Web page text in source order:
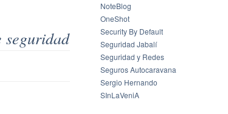
seguridad
NoteBlog
OneShot
Security By Default
Seguridad Jabalí
Seguridad y Redes
Seguros Autocaravana
Sergio Hernando
SInLaVeniA